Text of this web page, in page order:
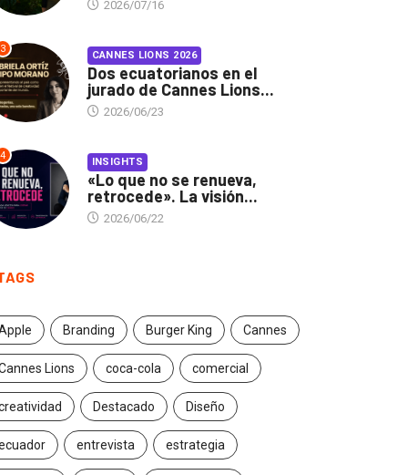
2026/07/16
3 CANNES LIONS 2026
Dos ecuatorianos en el
jurado de Cannes Lions...
2026/06/23
4 INSIGHTS
«Lo que no se renueva,
retrocede». La visión...
2026/06/22
Branding Burger King Cannes
Lions coca-cola comercial
Destacado Diseño
entrevista estrategia